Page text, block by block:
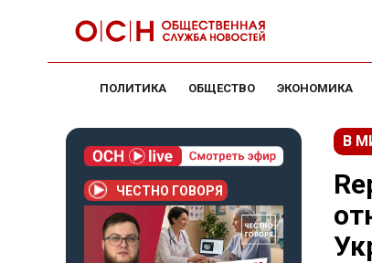
ПОЛИТИКА ОБЩЕСТВО ЭКОНОМИКА
ЧЕСТНО ГОВОРЯ
В